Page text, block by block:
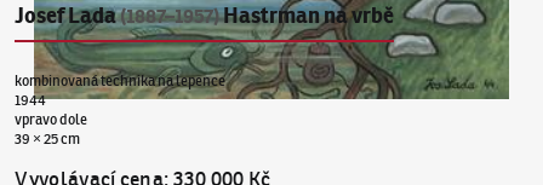
Josef Lada(1887–1957)Hastrman na vrbě
kombinovaná technika na lepence
1944
vpravo dole
39 × 25 cm
Vyvolávací cena:330 000 Kč